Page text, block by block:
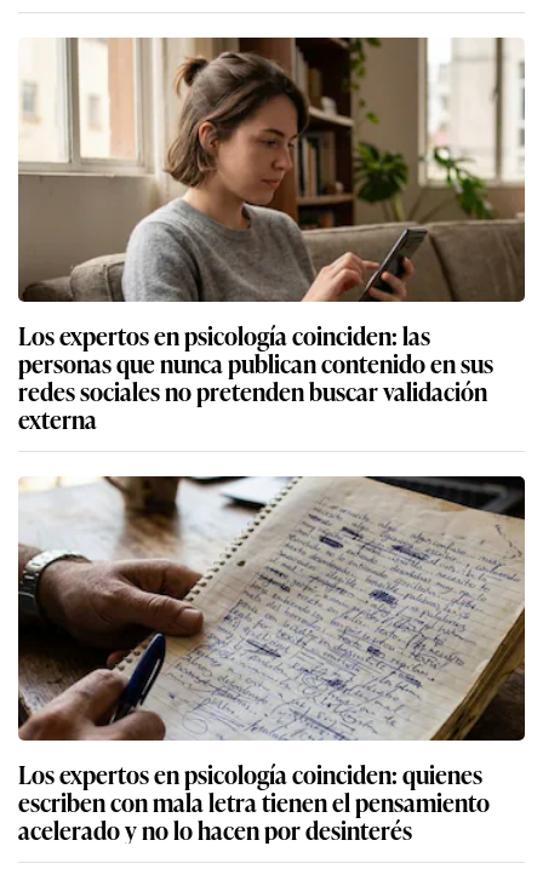
Los expertos en psicología coinciden: las
personas que nunca publican contenido en sus
redes sociales no pretenden buscar validación
externa
Los expertos en psicología coinciden: quienes
escriben con mala letra tienen el pensamiento
acelerado y no lo hacen por desinterés